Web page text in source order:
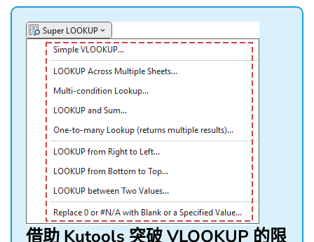
借助 Kutools 突破 VLOOKUP 的限